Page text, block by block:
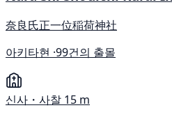
奈良氏正一位稲荷神社
아키타현 ·99건의 출몰
신사・사찰 15 m